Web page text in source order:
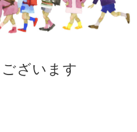
ざいます